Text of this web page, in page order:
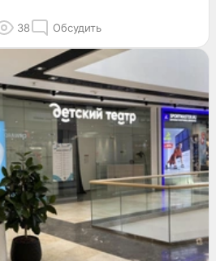
38 Обсудить